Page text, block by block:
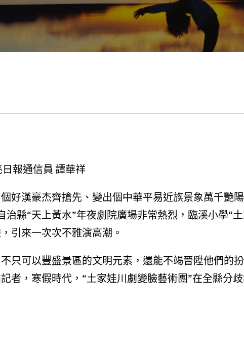
報通信員 譚華祥
好漢豪杰齊搶先、變出個中華平易近族景象萬千艷
縣“天上黃水”年夜劇院廣場非常熱烈，臨溪小學“
引來一次次不雅演高潮。
只可以豐盛景區的文明元素，還能不竭晉陞他們的
者，寒假時代，“土家娃川劇變臉藝術團”在全縣分